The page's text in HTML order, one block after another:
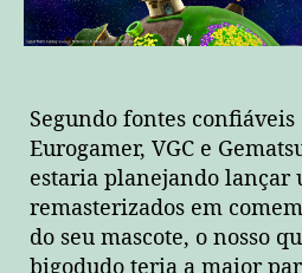
Segundo fontes confiáveis
Eurogamer, VGC e
estaria planejando lançar
remasterizados em
do seu mascote, o nosso